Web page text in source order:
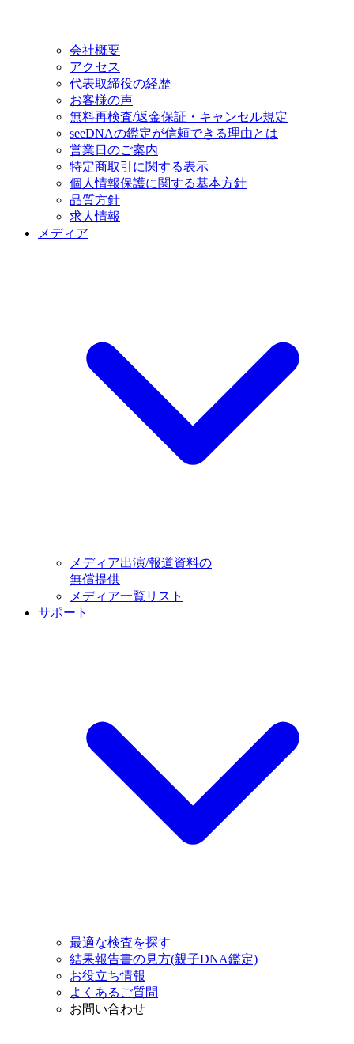
会社概要
アクセス
代表取締役の経歴
お客様の声
無料再検査/返金保証・キャンセル規定
seeDNAの鑑定が信頼できる理由とは
営業日のご案内
特定商取引に関する表示
個人情報保護に関する基本方針
品質方針
求人情報
メディア
メディア出演/報道資料の
無償提供
メディア一覧リスト
サポート
最適な検査を探す
結果報告書の見方(親子DNA鑑定)
お役立ち情報
よくあるご質問
お問い合わせ